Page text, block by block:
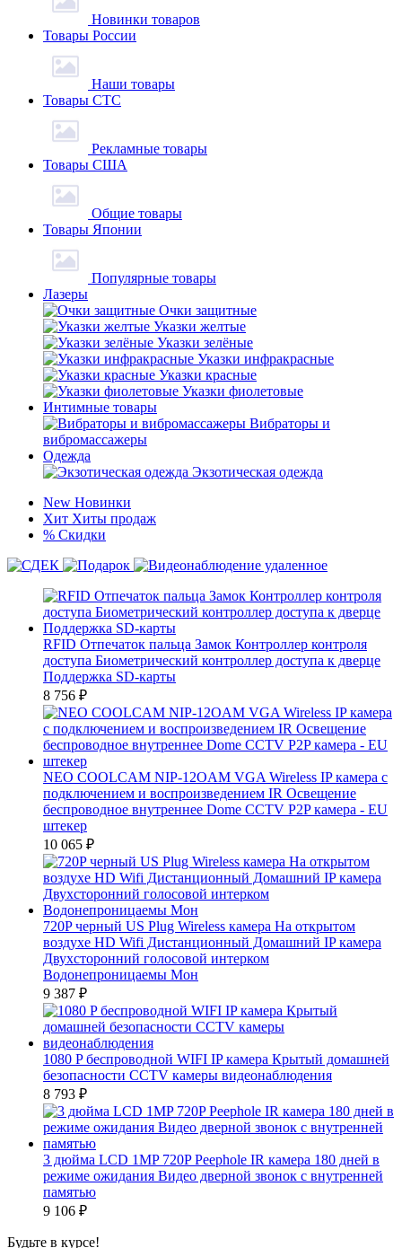
Новинки товаров
Товары России
Наши товары
Товары СТС
Рекламные товары
Товары США
Общие товары
Товары Японии
Популярные товары
Лазеры
Очки защитные
Указки желтые
Указки зелёные
Указки инфракрасные
Указки красные
Указки фиолетовые
Интимные товары
Вибраторы и
вибромассажеры
Одежда
Экзотическая одежда
New Новинки
Хит Хиты продаж
% Скидки
RFID Отпечаток пальца Замок Контроллер контроля
доступа Биометрический контроллер доступа к дверце
Поддержка SD-карты
8 756 ₽
NEO COOLCAM NIP-12OAM VGA Wireless IP камера с
подключением и воспроизведением IR Освещение
беспроводное внутреннее Dome CCTV P2P камера - EU
штекер
10 065 ₽
720P черный US Plug Wireless камера На открытом
воздухе HD Wifi Дистанционный Домашний IP камера
Двухсторонний голосовой интерком
Водонепроницаемы Мон
9 387 ₽
1080 P беспроводной WIFI IP камера Крытый домашней
безопасности CCTV камеры видеонаблюдения
8 793 ₽
3 дюйма LCD 1MP 720P Peephole IR камера 180 дней в
режиме ожидания Видео дверной звонок с внутренней
памятью
9 106 ₽
Будьте в курсе!